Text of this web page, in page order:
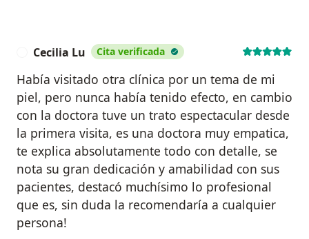
Cecilia Lu Cita verificada
Había visitado otra clínica por un tema de mi
piel, pero nunca había tenido efecto, en cambio
con la doctora tuve un trato espectacular desde
la primera visita, es una doctora muy empatica,
te explica absolutamente todo con detalle, se
nota su gran dedicación y amabilidad con sus
pacientes, destacó muchísimo lo profesional
que es, sin duda la recomendaría a cualquier
persona!